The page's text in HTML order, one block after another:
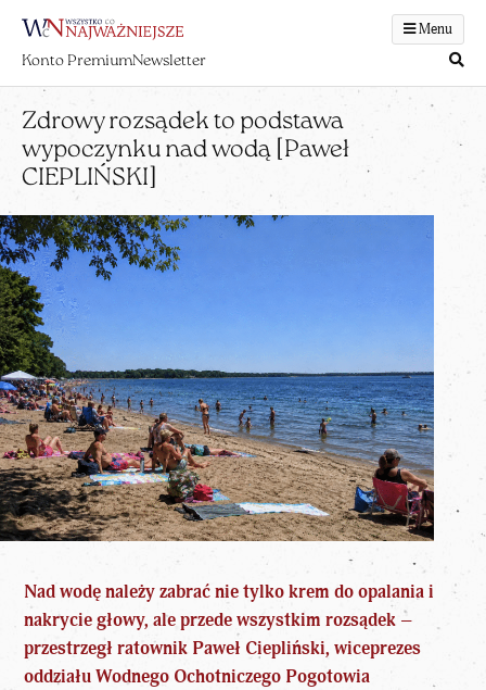
Menu
Konto PremiumNewsletter
Zdrowy rozsądek to podstawa
wypoczynku nad wodą [Paweł
CIEPLIŃSKI]
Nad wodę należy zabrać nie tylko krem do opalania i
nakrycie głowy, ale przede wszystkim rozsądek –
przestrzegł ratownik Paweł Ciepliński, wiceprezes
oddziału Wodnego Ochotniczego Pogotowia